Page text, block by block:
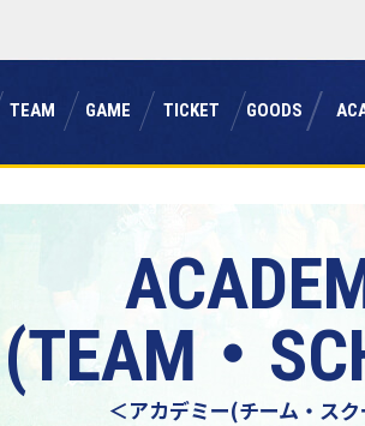
チーム
TEAM ゲーム
GAME チケット
TICKET グッズ
GOODS ア
(TEAM・
＜アカデミー(チーム・ス